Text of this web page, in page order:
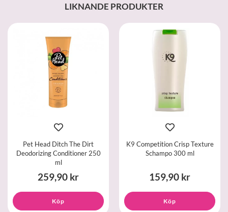
LIKNANDE PRODUKTER
Pet Head Ditch The Dirt
Deodorizing Conditioner 250
ml
259,90 kr
Köp
K9 Competition Crisp Texture
Schampo 300 ml
159,90 kr
Köp